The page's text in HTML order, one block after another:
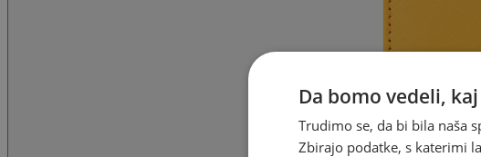
Da bomo vedeli,
Trudimo se, da bi bila naša
Zbirajo podatke, s katerimi